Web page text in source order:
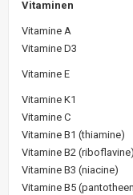
Vitaminen
Vitamine A
Vitamine D3
Vitamine E
Vitamine K1
Vitamine C
Vitamine B1 (thiamine)
Vitamine B2 (riboflavine)
Vitamine B3 (niacine)
Vitamine B5